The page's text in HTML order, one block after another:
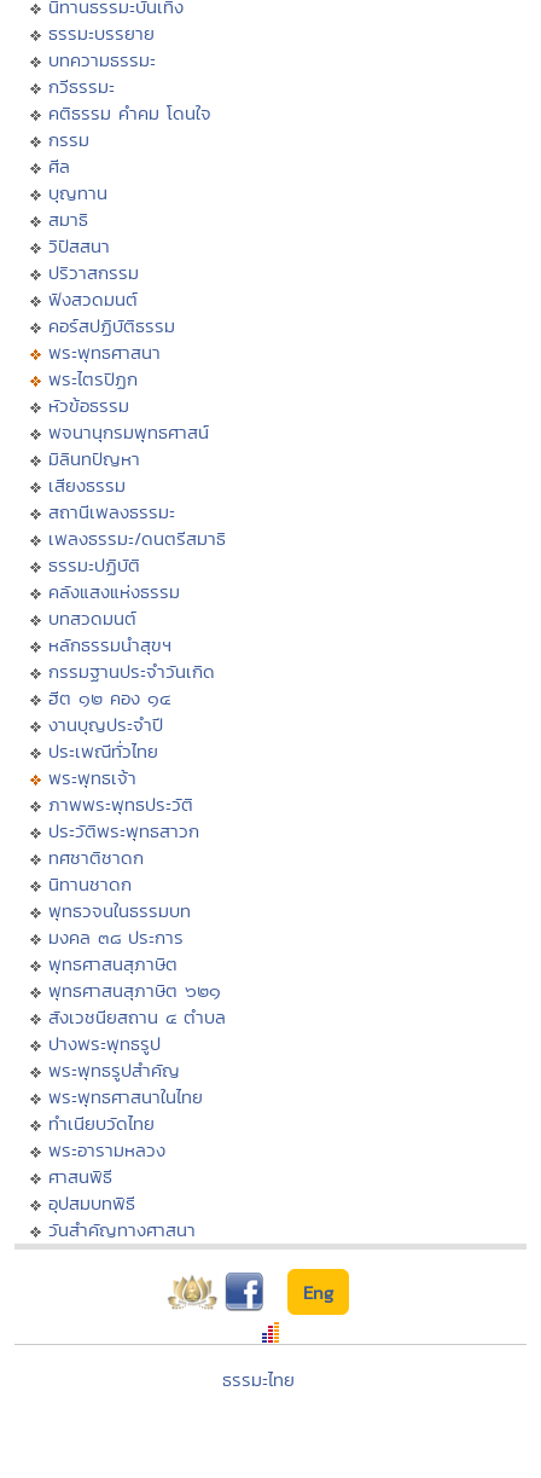
นิทานธรรมะบันเทิง
ธรรมะบรรยาย
บทความธรรมะ
กวีธรรมะ
คติธรรม คำคม โดนใจ
กรรม
ศีล
บุญทาน
สมาธิ
วิปัสสนา
ปริวาสกรรม
ฟังสวดมนต์
คอร์สปฏิบัติธรรม
พระพุทธศาสนา
พระไตรปิฏก
หัวข้อธรรม
พจนานุกรมพุทธศาสน์
มิลินทปัญหา
เสียงธรรม
สถานีเพลงธรรมะ
เพลงธรรมะ/ดนตรีสมาธิ
ธรรมะปฏิบัติ
คลังแสงแห่งธรรม
บทสวดมนต์
หลักธรรมนำสุขฯ
กรรมฐานประจำวันเกิด
ฮีต ๑๒ คอง ๑๔
งานบุญประจำปี
ประเพณีทั่วไทย
พระพุทธเจ้า
ภาพพระพุทธประวัติ
ประวัติพระพุทธสาวก
ทศชาติชาดก
นิทานชาดก
พุทธวจนในธรรมบท
มงคล ๓๘ ประการ
พุทธศาสนสุภาษิต
พุทธศาสนสุภาษิต ๖๒๑
สังเวชนียสถาน ๔ ตำบล
ปางพระพุทธรูป
พระพุทธรูปสำคัญ
พระพุทธศาสนาในไทย
ทำเนียบวัดไทย
พระอารามหลวง
ศาสนพิธี
อุปสมบทพิธี
วันสำคัญทางศาสนา
Eng
ธรรมะไทย